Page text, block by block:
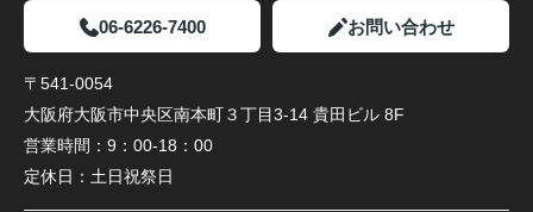
06-6226-7400 お問い合わせ
〒541-0054
大阪府大阪市中央区南本町３丁目3-14 貴田ビル 8F
営業時間： 9：00-18：00
定休日： 土日祝祭日